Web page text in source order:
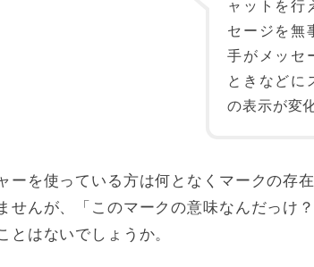
ャットを行
セージを無
手がメッセ
ときなどに
の表示が変
ーを使っている方は何となくマークの存
せんが、「このマークの意味なんだっけ
はないでしょうか。